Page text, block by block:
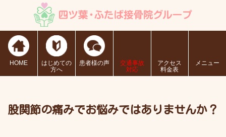
HOME
はじめての
方へ
患者様の声
交通事故
対応
アクセス
料金表
メニュー
股関節の痛みでお悩みではありませんか？